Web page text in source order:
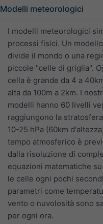
Modelli meteorologici
I modelli meteorologici
processi fisici. Un
divide il mondo o una
piccole "celle di griglia".
cella è grande da 4 a
alta da 100m a 2km. I
modelli hanno 60 livelli
raggiungono la
10-25 hPa (60km
tempo atmosferico è
dalla risoluzione di
equazioni matematiche
le celle ogni pochi
parametri come
vento o nuvolosità sono
per ogni ora.